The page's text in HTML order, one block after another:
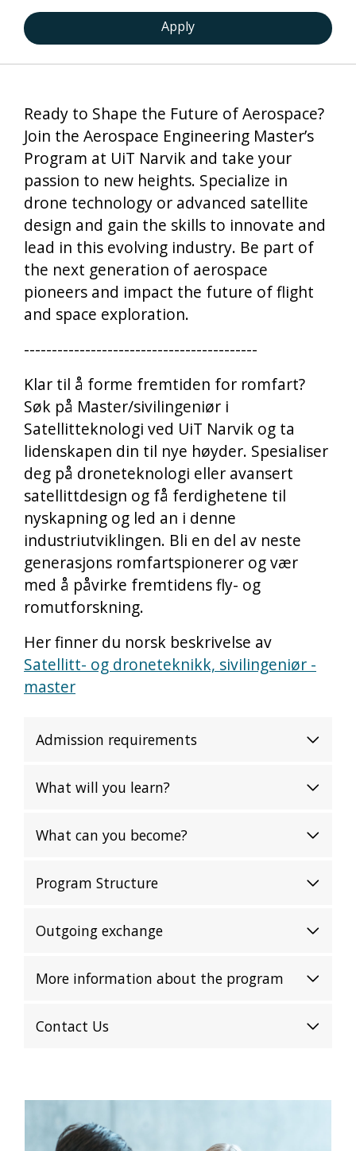
Apply
Ready to Shape the Future of Aerospace?
Join the Aerospace Engineering Master’s
Program at UiT Narvik and take your
passion to new heights. Specialize in
drone technology or advanced satellite
design and gain the skills to innovate and
lead in this evolving industry. Be part of
the next generation of aerospace
pioneers and impact the future of flight
and space exploration.
------------------------------------------
Klar til å forme fremtiden for romfart?
Søk på Master/sivilingeniør i
Satellitteknologi ved UiT Narvik og ta
lidenskapen din til nye høyder. Spesialiser
deg på droneteknologi eller avansert
satellittdesign og få ferdighetene til
nyskapning og led an i denne
industriutviklingen. Bli en del av neste
generasjons romfartspionerer og vær
med å påvirke fremtidens fly- og
romutforskning.
Her finner du norsk beskrivelse av
Satellitt- og droneteknikk, sivilingeniør -
master
Admission requirements
What will you learn?
What can you become?
Program Structure
Outgoing exchange
More information about the program
Contact Us